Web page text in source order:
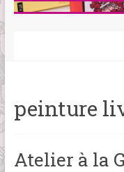
peinture
Atelier à la